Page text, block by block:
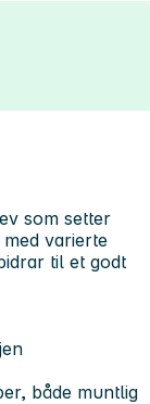
som setter
varierte
til et godt
både muntlig